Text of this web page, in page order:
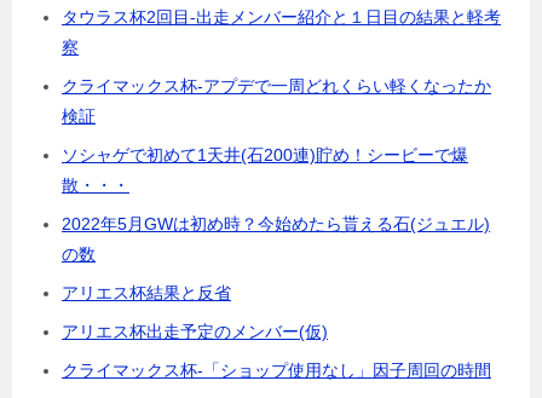
タウラス杯2回目-出走メンバー紹介と１日目の結果と軽考
察
クライマックス杯-アプデで一周どれくらい軽くなったか
検証
ソシャゲで初めて1天井(石200連)貯め！シービーで爆
散・・・
2022年5月GWは初め時？今始めたら貰える石(ジュエル)
の数
アリエス杯結果と反省
アリエス杯出走予定のメンバー(仮)
クライマックス杯-「ショップ使用なし」因子周回の時間